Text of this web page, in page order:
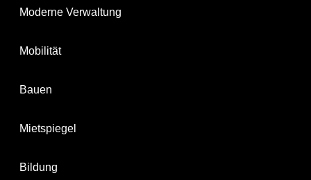
Moderne Verwaltung
Mobilität
Bauen
Mietspiegel
Bildung